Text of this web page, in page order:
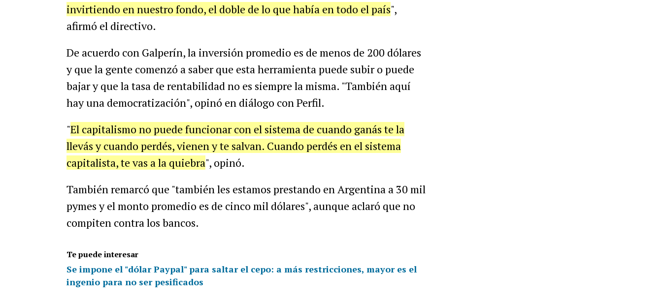
invirtiendo en nuestro fondo, el doble de lo que había en todo el país",
afirmó el directivo.
De acuerdo con Galperín, la inversión promedio es de menos de 200 dólares
y que la gente comenzó a saber que esta herramienta puede subir o puede
bajar y que la tasa de rentabilidad no es siempre la misma. "También aquí
hay una democratización", opinó en diálogo con Perfil.
"El capitalismo no puede funcionar con el sistema de cuando ganás te la
llevás y cuando perdés, vienen y te salvan. Cuando perdés en el sistema
capitalista, te vas a la quiebra", opinó.
También remarcó que "también les estamos prestando en Argentina a 30 mil
pymes y el monto promedio es de cinco mil dólares", aunque aclaró que no
compiten contra los bancos.
Te puede interesar
Se impone el "dólar Paypal" para saltar el cepo: a más restricciones, mayor es el
ingenio para no ser pesificados